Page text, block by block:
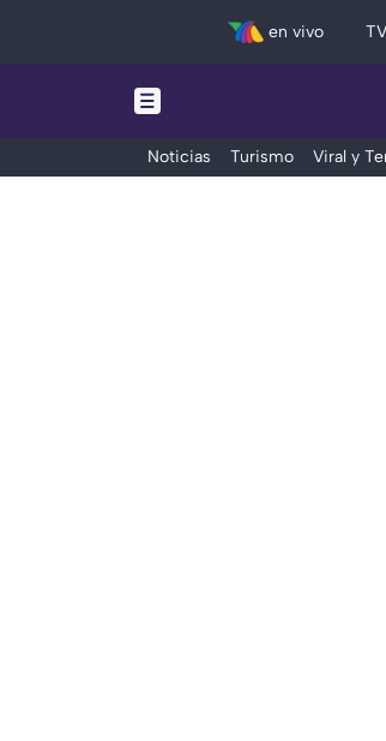
en vivo
Noticias Turismo Viral y